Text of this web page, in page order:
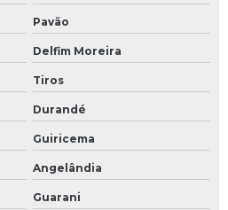
Pavão
Delfim Moreira
Tiros
Durandé
Guiricema
Angelândia
Guarani